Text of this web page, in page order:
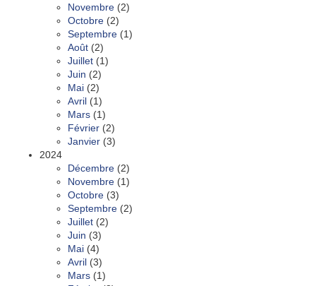
Novembre (2)
Octobre (2)
Septembre (1)
Août (2)
Juillet (1)
Juin (2)
Mai (2)
Avril (1)
Mars (1)
Février (2)
Janvier (3)
2024
Décembre (2)
Novembre (1)
Octobre (3)
Septembre (2)
Juillet (2)
Juin (3)
Mai (4)
Avril (3)
Mars (1)